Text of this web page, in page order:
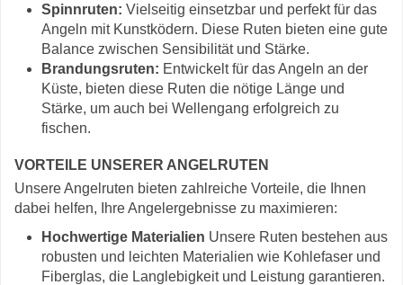
Spinnruten: Vielseitig einsetzbar und perfekt für das
Angeln mit Kunstködern. Diese Ruten bieten eine gute
Balance zwischen Sensibilität und Stärke.
Brandungsruten: Entwickelt für das Angeln an der
Küste, bieten diese Ruten die nötige Länge und
Stärke, um auch bei Wellengang erfolgreich zu
fischen.
VORTEILE UNSERER ANGELRUTEN
Unsere Angelruten bieten zahlreiche Vorteile, die Ihnen
dabei helfen, Ihre Angelergebnisse zu maximieren:
Hochwertige Materialien Unsere Ruten bestehen aus
robusten und leichten Materialien wie Kohlefaser und
Fiberglas, die Langlebigkeit und Leistung garantieren.